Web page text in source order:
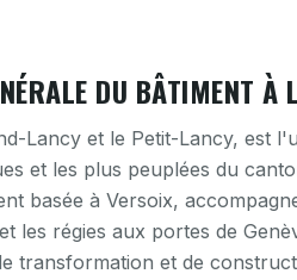
DU BÂTIMENT À
Lancy et le Petit-Lancy, est
et les plus peuplées du
basée à Versoix,
les régies aux portes de
transformation et de